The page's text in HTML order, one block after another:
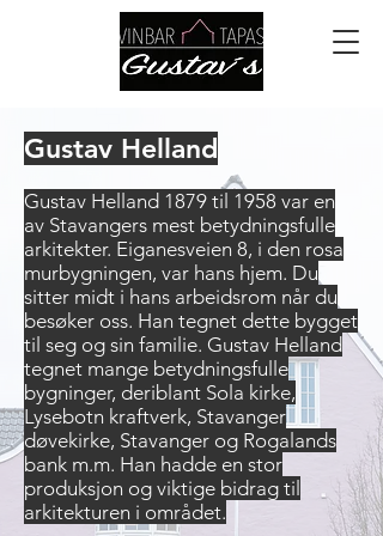
Gustav Helland
Gustav Helland 1879 til 1958 var en
av Stavangers mest betydningsfulle
arkitekter. Eiganesveien 8, i den rosa
murbygningen, var hans hjem. Du
sitter midt i hans arbeidsrom når du
besøker oss. Han tegnet dette bygget
til seg og sin familie. Gustav Helland
tegnet mange betydningsfulle
bygninger, deriblant Sola kirke,
Lysebotn kraftverk, Stavanger
døvekirke, Stavanger og Rogalands
bank m.m. Han hadde en stor
produksjon og viktige bidrag til
arkitekturen i området.